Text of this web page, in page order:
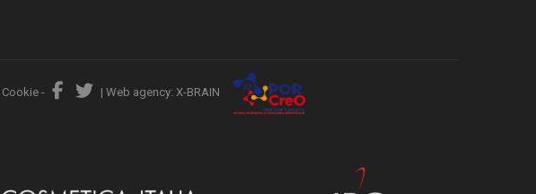
Cookie - | Web agency: X-BRAIN